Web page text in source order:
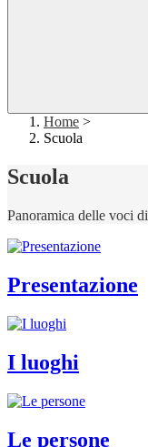
Home >
Scuola
Scuola
Panoramica delle voci
Presentazione
I luoghi
Le persone